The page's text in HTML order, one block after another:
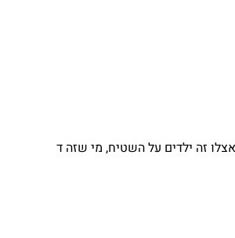
זה ילדים על השטיח, מי שזה ד